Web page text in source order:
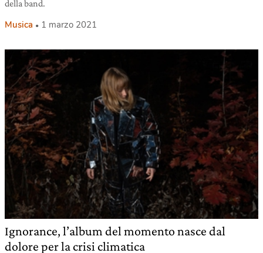
della band.
Musica 1 marzo 2021
Ignorance, l’album del momento nasce dal
dolore per la crisi climatica